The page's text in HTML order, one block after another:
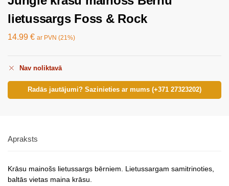
lietussargs Foss & Rock
14.99 € ar PVN (21%)
Nav noliktavā
Radās jautājumi? Sazinieties ar mums (+371 27323202)
Apraksts
Krāsu mainošs lietussargs bērniem. Lietussargam samitrinoties,
baltās vietas maina krāsu.